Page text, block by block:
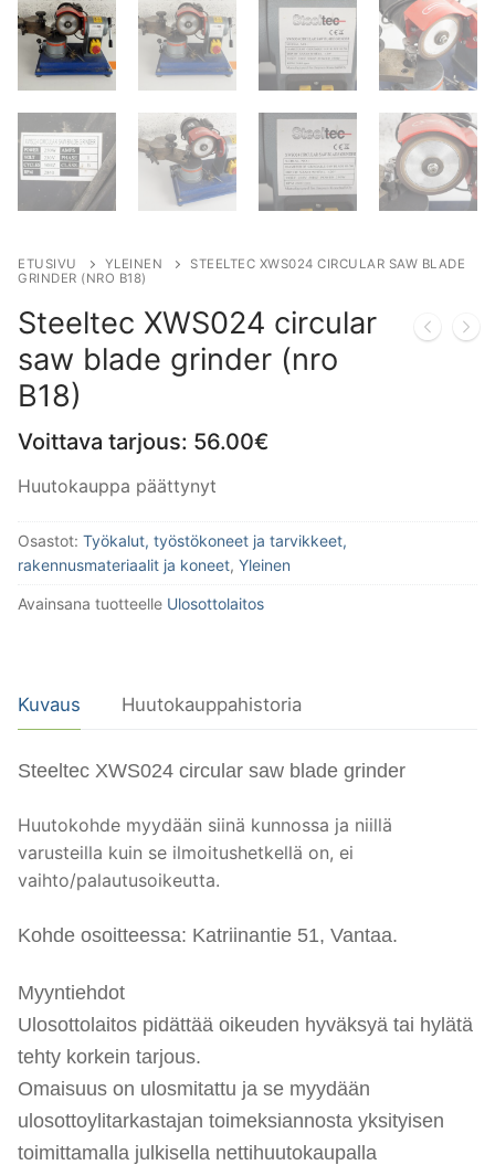
ETUSIVU YLEINEN
STEELTEC XWS024 CIRCULAR SAW BLADE
GRINDER (NRO B18)
Steeltec XWS024 circular
saw blade grinder (nro
B18)
Voittava tarjous: 56.00€
Huutokauppa päättynyt
Osastot: Työkalut, työstökoneet ja tarvikkeet,
rakennusmateriaalit ja koneet, Yleinen
Avainsana tuotteelle Ulosottolaitos
Kuvaus Huutokauppahistoria
Steeltec XWS024 circular saw blade grinder
Huutokohde myydään siinä kunnossa ja niillä
varusteilla kuin se ilmoitushetkellä on, ei
vaihto/palautusoikeutta.
Kohde osoitteessa: Katriinantie 51, Vantaa.
Myyntiehdot
Ulosottolaitos pidättää oikeuden hyväksyä tai hylätä
tehty korkein tarjous.
Omaisuus on ulosmitattu ja se myydään
ulosottoylitarkastajan toimeksiannosta yksityisen
toimittamalla julkisella nettihuutokaupalla